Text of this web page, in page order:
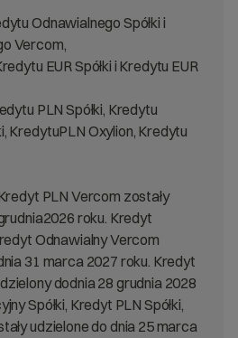
Odnawialnego Spółki i
Vercom,
EUR Spółki i Kredytu EUR
PLN Spółki, Kredytu
KredytuPLN Oxylion, Kredytu
PLN Vercom zostały
roku. Kredyt
Odnawialny Vercom
31 marca 2027 roku. Kredyt
dodnia 28 grudnia 2028
Spółki, Kredyt PLN Spółki,
udzielone do dnia 25 marca